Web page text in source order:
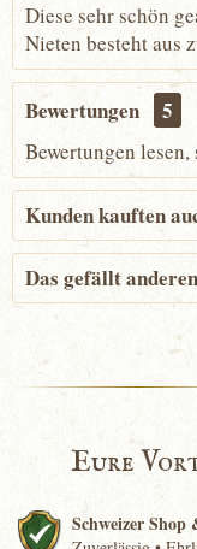
Diese sehr schön
Nieten besteht aus
Bewertungen 5
Bewertungen
Kunden kauften
Das gefällt
Eure
Schweizer Shop